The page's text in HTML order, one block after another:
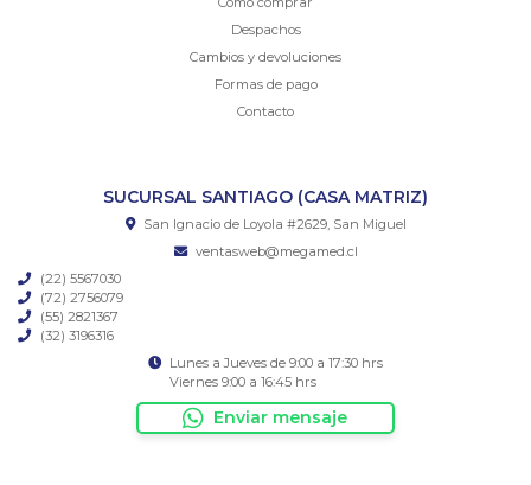
Despachos
Cambios y devoluciones
Formas de pago
Contacto
SUCURSAL SANTIAGO (CASA MATRIZ)
San Ignacio de Loyola #2629, San Miguel
ventasweb@megamed.cl
(22) 5567030
(72) 2756079
(55) 2821367
(32) 3196316
Lunes a Jueves de 9:00 a 17:30 hrs
Viernes 9:00 a 16:45 hrs
Enviar mensaje